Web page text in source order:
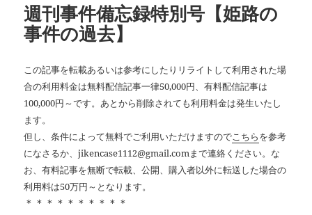
ー
週刊事件備忘録特別号【姫路の
事件の過去】
この記事を転載あるいは参考にしたりリライトして利用された場
合の利用料金は無料配信記事一律50,000円、有料配信記事は
100,000円～です。あとから削除されても利用料金は発生いたし
ます。
但し、条件によって無料でご利用いただけますのでこちらを参考
になさるか、jikencase1112@gmail.comまで連絡ください。な
お、有料記事を無断で転載、公開、購入者以外に転送した場合の
利用料は50万円～となります。
＊＊＊＊＊＊＊＊＊＊